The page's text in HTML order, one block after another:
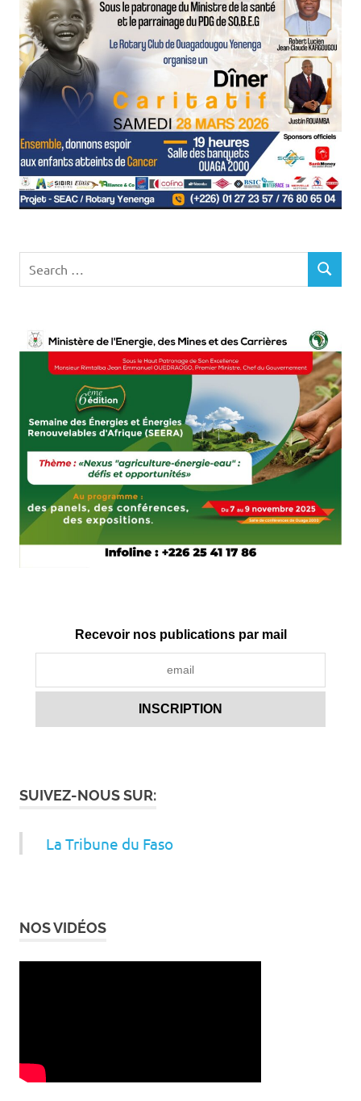
SEARCH
Recevoir nos publications par mail
SUIVEZ-NOUS SUR:
La Tribune du Faso
NOS VIDÉOS